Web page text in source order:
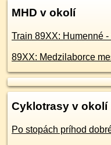
MHD v okolí
Cyklotrasy v okolí
Po stopách príhod